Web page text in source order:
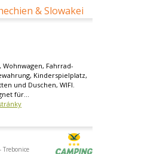
& Slowakei
Wohnwagen, Fahrrad-
Kinderspielplatz,
und Duschen, WIFI.
für...
Trebonice